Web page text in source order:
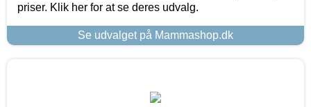
priser. Klik her for at se deres udvalg.
Se udvalget på Mammashop.dk